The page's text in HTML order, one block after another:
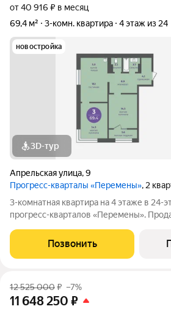
от 40 916 ₽ в месяц
69,4 м²
3-комн. квартира 4 этаж из 24
новостройка
3D-тур
Апрельская улица,9
Прогресс-кварталы «Перемены», 2
3-комнатная квартира на 4 этаже в 24-
прогресс-кварталов «Перемены».
Индивидуальный подбор наиболее
покупки. Бесплатное сопровождение по
Позвонить
12 525 000₽ –7%
11 648 250 ₽